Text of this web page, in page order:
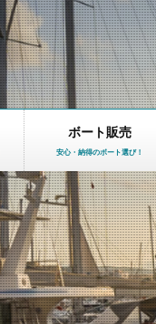
ボート販売
安心・納得のボート選び！